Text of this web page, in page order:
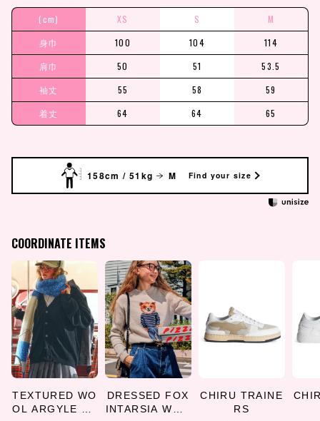
(cm) XS S
M
身巾
100 104
114
肩巾
50 51
53.5
袖丈
55 58
59
着丈
64 64 65
158cm / 51kg M Find your size
COORDINATE ITEMS
TEXTURED WO
OL ARGYLE CA
DRESSED FOX
INTARSIA WOO
CHIRU TRAINE
RS